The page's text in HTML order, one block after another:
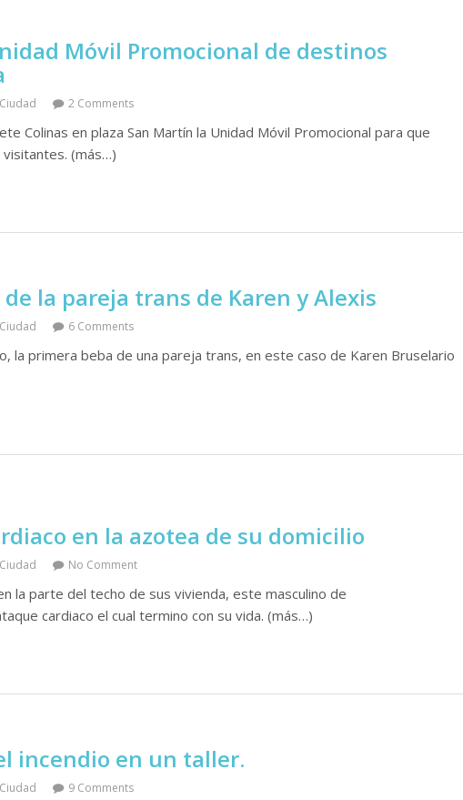
Móvil Promocional de destinos
Ciudad 2 Comments
Colinas en plaza San Martín la Unidad Móvil Promocional para que
(más…)
la pareja trans de Karen y Alexis
Ciudad 6 Comments
la primera beba de una pareja trans, en este caso de Karen Bruselario
en la azotea de su domicilio
Ciudad No Comment
la parte del techo de sus vivienda, este masculino de
cardiaco el cual termino con su vida. (más…)
el incendio en un taller.
Ciudad 9 Comments